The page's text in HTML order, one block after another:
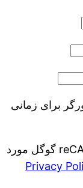
برای زمانی
برای امنیت، استفاده از سرویس reCAPTCHA گوگل مورد
Privacy